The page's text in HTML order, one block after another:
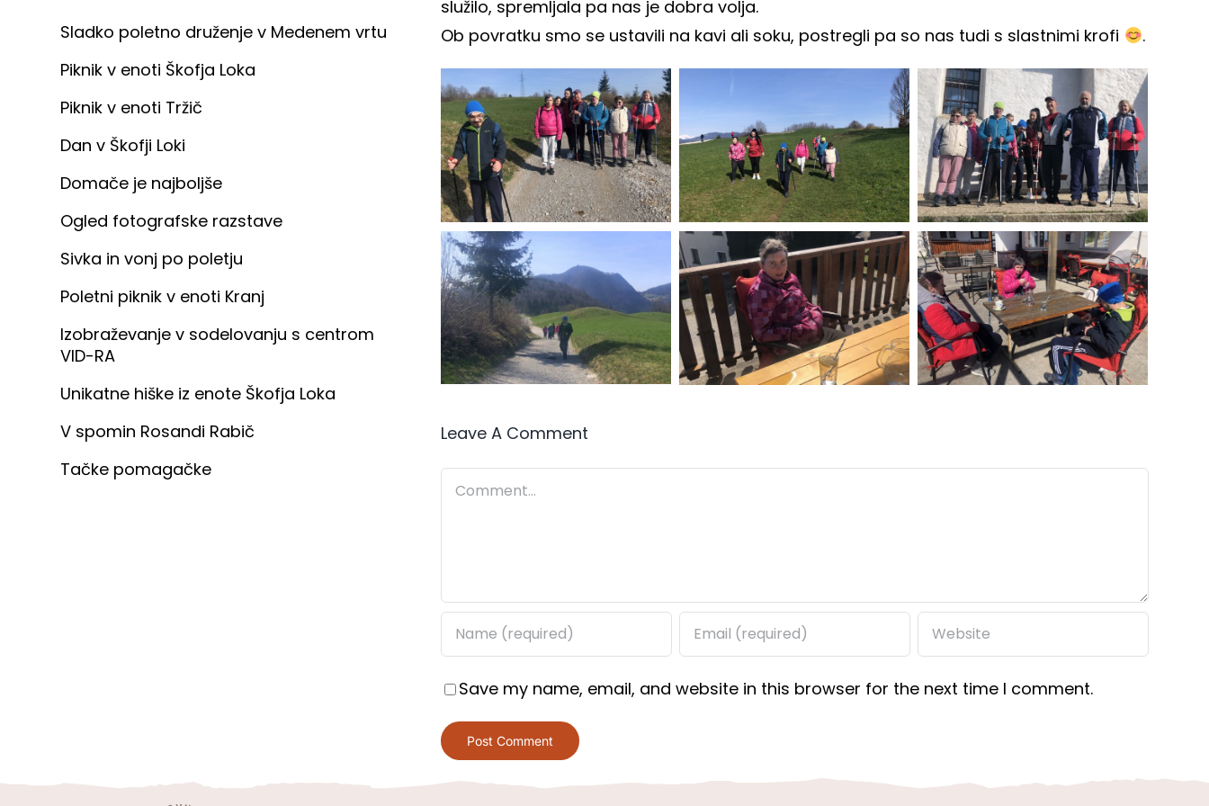
Sladko poletno druženje v Medenem vrtu
Piknik v enoti Škofja Loka
Piknik v enoti Tržič
Dan v Škofji Loki
Domače je najboljše
Ogled fotografske razstave
Sivka in vonj po poletju
Poletni piknik v enoti Kranj
Izobraževanje v sodelovanju s centrom
VID-RA
Unikatne hiške iz enote Škofja Loka
V spomin Rosandi Rabič
Tačke pomagačke
služilo, spremljala pa nas je dobra volja.
Ob povratku smo se ustavili na kavi ali soku, postregli pa so nas tudi s slastnimi krofi
.
Leave A Comment
Comment
Save my name, email, and website in this browser for the next time I comment.